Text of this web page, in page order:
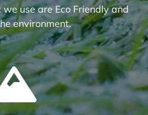
use are Eco Friendly and
environment.